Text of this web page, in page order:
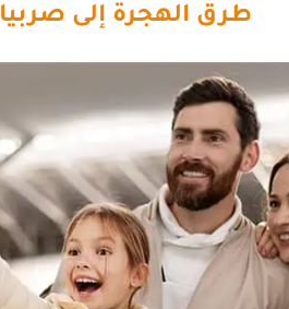
طرق الهجرة إلى صربيا